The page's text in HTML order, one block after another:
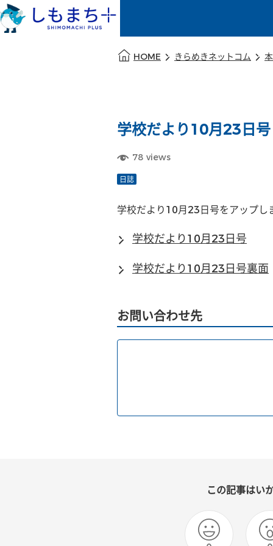
HOME きらめきネットコム
学校だより10月23日号
78 views
日誌
学校だより10月23日号をアップし
学校だより10月23日号
学校だより10月23日号裏面
お問い合わせ先
この記事はい